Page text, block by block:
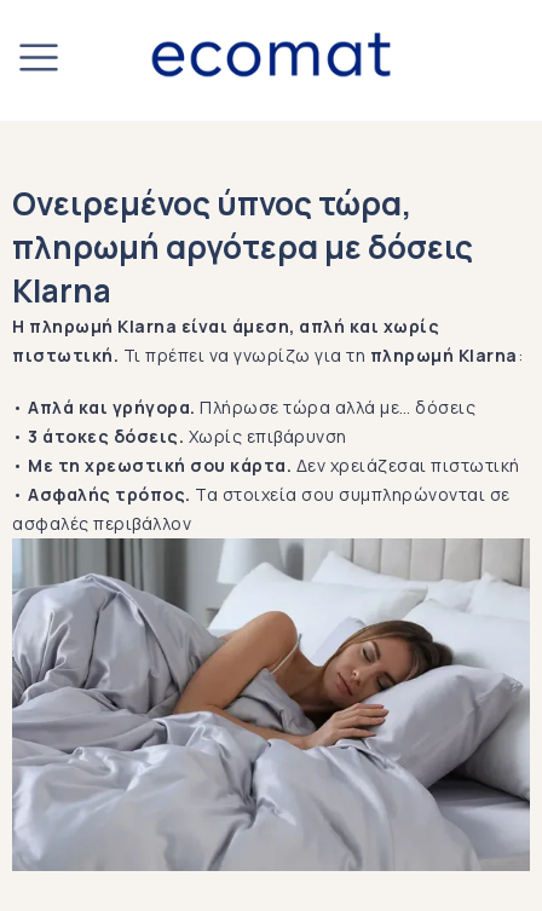
Ονειρεμένος ύπνος τώρα,
πληρωμή αργότερα με δόσεις
Klarna
Η πληρωμή Klarna είναι άμεση, απλή και χωρίς
πιστωτική. Τι πρέπει να γνωρίζω για τη πληρωμή Klarna:
• Απλά και γρήγορα. Πλήρωσε τώρα αλλά με… δόσεις
• 3 άτοκες δόσεις. Χωρίς επιβάρυνση
• Με τη χρεωστική σου κάρτα. Δεν χρειάζεσαι πιστωτική
• Ασφαλής τρόπος. Τα στοιχεία σου συμπληρώνονται σε
ασφαλές περιβάλλον